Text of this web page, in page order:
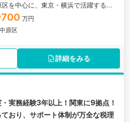
を中心に、東京・横浜で活躍する税
万円
原区
詳細をみる
・実務経験3年以上！関東に9拠点！
おり、サポート体制が万全な税理